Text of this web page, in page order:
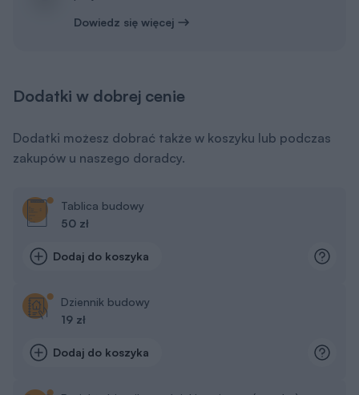
Dowiedz się więcej
Dodatki w dobrej cenie
Dodatki możesz dobrać także w koszyku lub podczas
zakupów u naszego doradcy.
Tablica budowy
50 zł
Dodaj do koszyka
Dziennik budowy
19 zł
Dodaj do koszyka